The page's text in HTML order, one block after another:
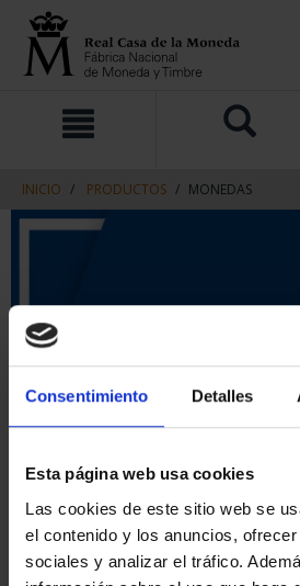
Consentimiento Detalles
Esta página web usa cookies
Las cookies de este sitio web se
el contenido y los anuncios,
sociales y analizar el tráfico.
contenido
navegacin
INICIO PRODUCTOS MONEDAS
ORDENAR POR: